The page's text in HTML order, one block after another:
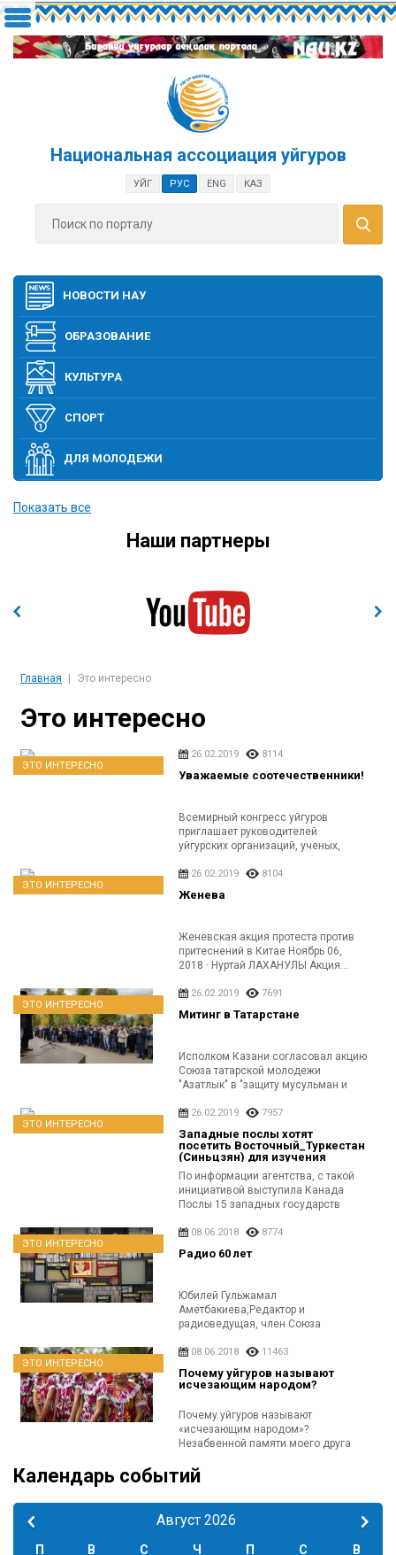
Национальная ассоциация уйгуров
УЙГ РУС ENG КАЗ
НОВОСТИ НАУ
ОБРАЗОВАНИЕ
КУЛЬТУРА
СПОРТ
ДЛЯ МОЛОДЕЖИ
ЭТО ИНТЕРЕСНО
Показать все
Наши партнеры
Главная Это интересно
Это интересно
ЭТО ИНТЕРЕСНО
26.02.2019 8114
Уважаемые соотечественники!
Всемирный конгресс уйгуров
приглашает руководителей
уйгурских организаций, ученых,
исламского духовенства,...
ЭТО ИНТЕРЕСНО
26.02.2019 8104
Женева
Женевская акция протеста против
притеснений в Китае Ноябрь 06,
2018 · Нуртай ЛАХАНУЛЫ Акция...
ЭТО ИНТЕРЕСНО
26.02.2019 7691
Митинг в Татарстане
Исполком Казани согласовал акцию
Союза татарской молодежи
"Азатлык" в "защиту мусульман и
ЭТО ИНТЕРЕСНО
26.02.2019 7957
Западные послы хотят
посетить Восточный_Туркестан
(Синьцзян) для изучения
ситуации с уйгурами
По информации агентства, с такой
инициативой выступила Канада
Послы 15 западных государств
ЭТО ИНТЕРЕСНО
08.06.2018 8774
Радио 60 лет
Юбилей Гульжамал
Аметбакиева,Редактор и
радиоведущая, член Союза
уйгурском языке...
ЭТО ИНТЕРЕСНО
08.06.2018 11463
Почему уйгуров называют
исчезающим народом?
Почему уйгуров называют
«исчезающим народом»?
Незабвенной памяти моего друга
посвящаетсяДруг,...
Календарь событий
Август 2026
П В С Ч П С В